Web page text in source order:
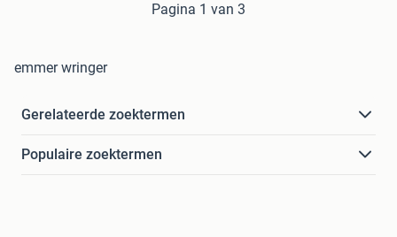
Pagina 1 van 3
emmer wringer
Gerelateerde zoektermen
Populaire zoektermen